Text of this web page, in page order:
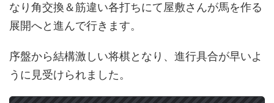
なり角交換＆筋違い各打ちにて屋敷さんが馬を作る
展開へと進んで行きます。
序盤から結構激しい将棋となり、進行具合が早いよ
うに見受けられました。